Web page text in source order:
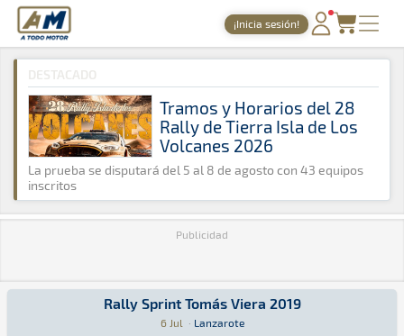
A Todo Motor · Revista del motor desde 1999
¡Inicia sesión!
PORTADA
TIEMPOS ONLINE
NOTICIAS
AGENDA
GALERÍAS
A Todo Motor » Agenda » 2019 » Julio
DESTACADO
Tramos y Horarios del 28
Rally de Tierra Isla de Los
Volcanes 2026
La prueba se disputará del 5 al 8 de agosto con 43 equipos
inscritos
Publicidad
Rally Sprint Tomás Viera 2019
Rally Sprint Tomás Viera 2019
6 Jul · Lanzarote
Rally Sprint · Rally Sprint Tomás Viera 2019: Aquí podrás